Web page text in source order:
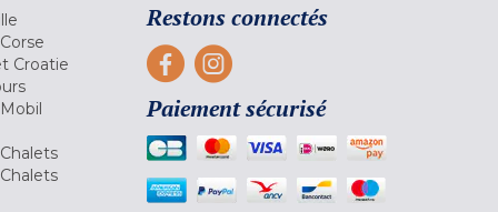
Croatie
Restons connectés
Paiement sécurisé